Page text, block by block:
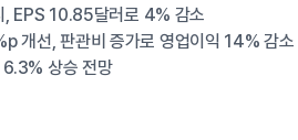
EPS 10.85달러로 4% 감소
개선, 판관비 증가로 영업이익 14% 감소
상승 전망